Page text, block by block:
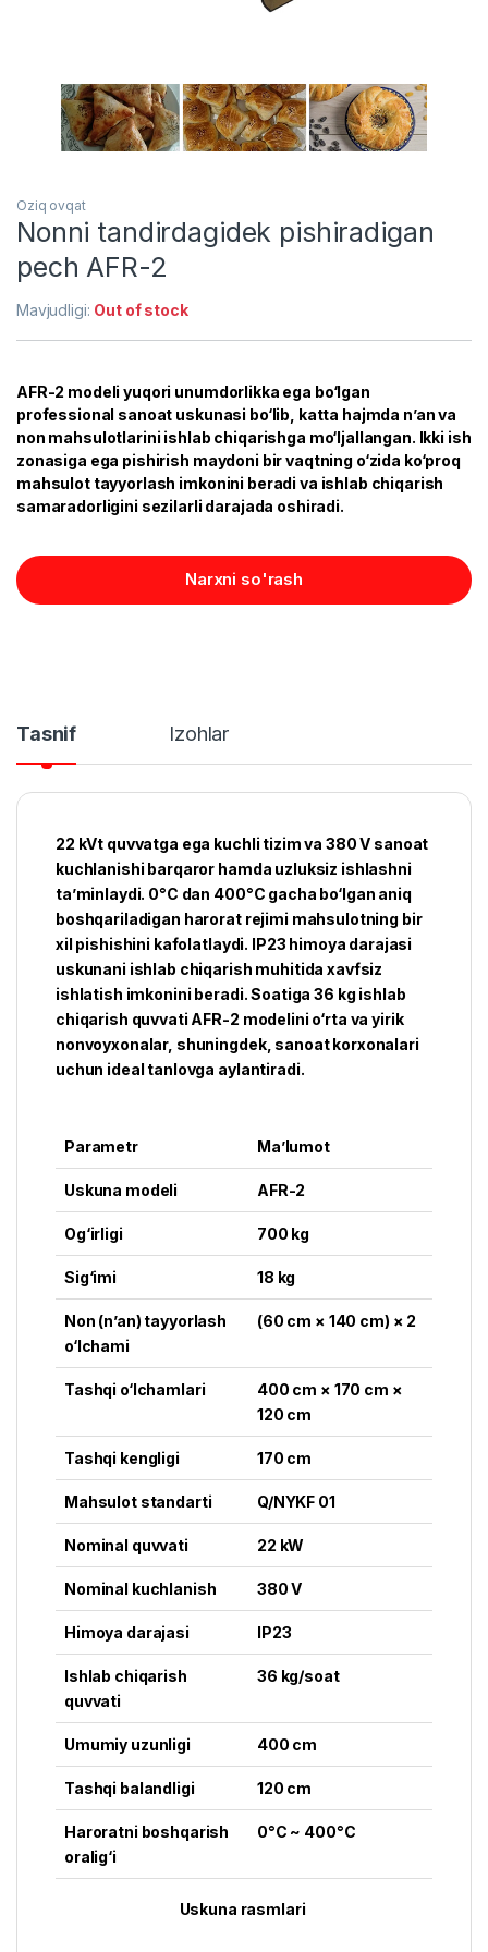
Oziq ovqat
Nonni tandirdagidek pishiradigan
pech AFR-2
Mavjudligi: Out of stock
AFR-2 modeli yuqori unumdorlikka ega bo‘lgan
professional sanoat uskunasi bo‘lib, katta hajmda n’an va
non mahsulotlarini ishlab chiqarishga mo‘ljallangan. Ikki ish
zonasiga ega pishirish maydoni bir vaqtning o‘zida ko‘proq
mahsulot tayyorlash imkonini beradi va ishlab chiqarish
samaradorligini sezilarli darajada oshiradi.
Narxni so'rash
Tasnif Izohlar
22 kVt quvvatga ega kuchli tizim va 380 V sanoat
kuchlanishi barqaror hamda uzluksiz ishlashni
ta’minlaydi. 0°C dan 400°C gacha bo‘lgan aniq
boshqariladigan harorat rejimi mahsulotning bir
xil pishishini kafolatlaydi. IP23 himoya darajasi
uskunani ishlab chiqarish muhitida xavfsiz
ishlatish imkonini beradi. Soatiga 36 kg ishlab
chiqarish quvvati AFR-2 modelini o‘rta va yirik
nonvoyxonalar, shuningdek, sanoat korxonalari
uchun ideal tanlovga aylantiradi.
Parametr Ma’lumot
Uskuna modeli AFR-2
Og‘irligi 700 kg
Sig‘imi 18 kg
Non (n’an) tayyorlash
o‘lchami
(60 cm × 140 cm) × 2
Tashqi o‘lchamlari
400 cm × 170 cm ×
120 cm
Tashqi kengligi 170 cm
Mahsulot standarti Q/NYKF 01
Nominal quvvati 22 kW
Nominal kuchlanish 380 V
Himoya darajasi IP23
Ishlab chiqarish
quvvati
36 kg/soat
Umumiy uzunligi 400 cm
Tashqi balandligi 120 cm
Haroratni boshqarish
oralig‘i
0°C ~ 400°C
Uskuna rasmlari